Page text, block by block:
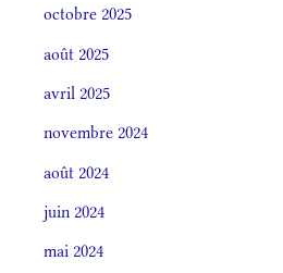
octobre 2025
août 2025
avril 2025
novembre 2024
août 2024
juin 2024
mai 2024